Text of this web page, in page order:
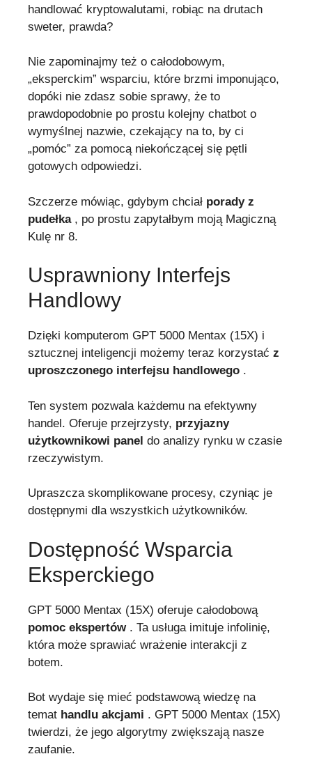
handlować kryptowalutami, robiąc na drutach
sweter, prawda?
Nie zapominajmy też o całodobowym,
„eksperckim” wsparciu, które brzmi imponująco,
dopóki nie zdasz sobie sprawy, że to
prawdopodobnie po prostu kolejny chatbot o
wymyślnej nazwie, czekający na to, by ci
„pomóc” za pomocą niekończącej się pętli
gotowych odpowiedzi.
Szczerze mówiąc, gdybym chciał porady z
pudełka, po prostu zapytałbym moją Magiczną
Kulę nr 8.
Usprawniony Interfejs
Handlowy
Dzięki komputerom GPT 5000 Mentax (15X) i
sztucznej inteligencji możemy teraz korzystać z
uproszczonego interfejsu handlowego .
Ten system pozwala każdemu na efektywny
handel. Oferuje przejrzysty, przyjazny
użytkownikowi panel do analizy rynku w czasie
rzeczywistym.
Upraszcza skomplikowane procesy, czyniąc je
dostępnymi dla wszystkich użytkowników.
Dostępność Wsparcia
Eksperckiego
GPT 5000 Mentax (15X) oferuje całodobową
pomoc ekspertów. Ta usługa imituje infolinię,
która może sprawiać wrażenie interakcji z
botem.
Bot wydaje się mieć podstawową wiedzę na
temat handlu akcjami . GPT 5000 Mentax (15X)
twierdzi, że jego algorytmy zwiększają nasze
zaufanie.